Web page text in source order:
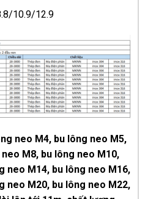
10.9/12.9
neo M4, bu lông neo M5,
M8, bu lông neo M10,
neo M14, bu lông neo M16,
neo M20, bu lông neo M22,